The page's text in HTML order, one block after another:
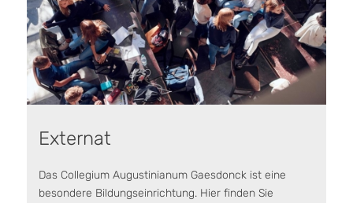
Externat
Das Collegium Augustinianum Gaesdonck ist eine
besondere Bildungseinrichtung. Hier finden Sie